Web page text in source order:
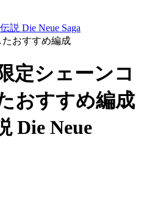
説 Die Neue Saga
おすすめ編成
定シェーンコ
おすすめ編成
Die Neue